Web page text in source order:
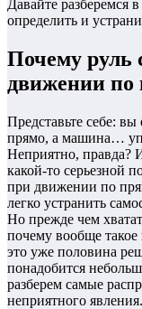
Давайте разберемся
определить и
Почему руль
движении по
Представьте себе:
прямо, а машина…
Неприятно, правда?
какой-то серьезной
при движении по
легко устранить
Но прежде чем
почему вообще
это уже половина
понадобится
разберем самые
неприятного